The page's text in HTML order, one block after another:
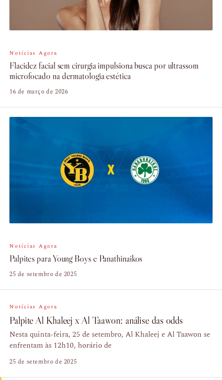
Notícias Agora
Flacidez facial sem cirurgia impulsiona busca por ultrassom
microfocado na dermatologia estética
16 de março de 2026
Notícias Agora
Palpites para Young Boys e Panathinaikos
25 de setembro de 2025
Notícias Agora
Palpite Al Khaleej x Al Taawon: análise das odds
Nesta quinta-feira, 25 de setembro, Al Khaleej e Al Taawon se
enfrentam às 12h10, horário de
25 de setembro de 2025